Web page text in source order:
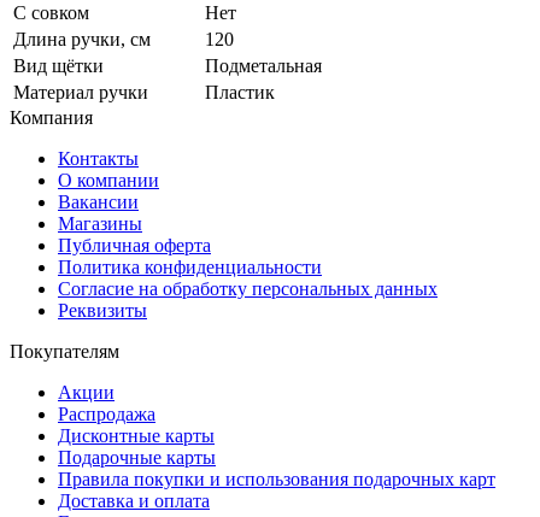
С совком
Нет
Длина ручки, см
120
Вид щётки
Подметальная
Материал ручки
Пластик
Компания
Контакты
О компании
Вакансии
Магазины
Публичная оферта
Политика конфиденциальности
Согласие на обработку персональных данных
Реквизиты
Покупателям
Акции
Распродажа
Дисконтные карты
Подарочные карты
Правила покупки и использования подарочных карт
Доставка и оплата